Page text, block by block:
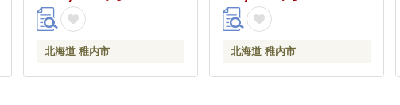
北海道 稚内市 北海道 稚内市